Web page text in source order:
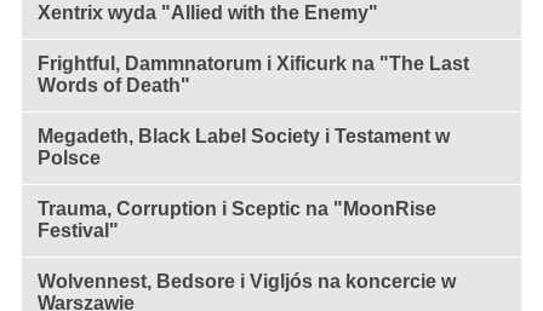
Xentrix wyda "Allied with the Enemy"
Frightful, Dammnatorum i Xificurk na "The Last
Words of Death"
Megadeth, Black Label Society i Testament w
Polsce
Trauma, Corruption i Sceptic na "MoonRise
Festival"
Wolvennest, Bedsore i Vigljós na koncercie w
Warszawie